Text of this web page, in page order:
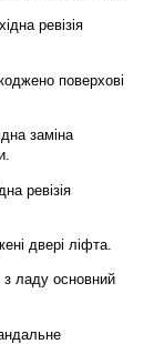
ревізія
поверхові
заміна
ревізія
двері ліфта.
ладу основний